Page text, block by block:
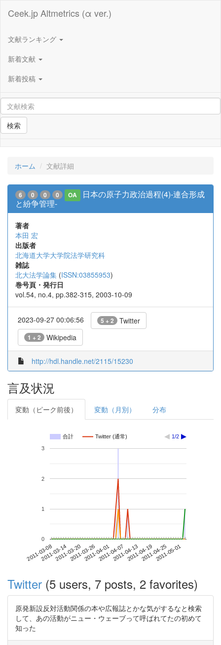
Ceek.jp Altmetrics (α ver.)
文献ランキング
新着文献
新着投稿
検索
ホーム 文献詳細
6 0 0 0 OA
日本の原子力政治過程(4)-連合形成
と紛争管理-
著者
本田 宏
出版者
北海道大学大学院法学研究科
雑誌
北大法学論集 (ISSN:03855953)
巻号頁・発行日
vol.54, no.4, pp.382-315, 2003-10-09
2023-09-27 00:06:56 5 + 2 Twitter
1 + 2 Wikipedia
http://hdl.handle.net/2115/15230
言及状況
変動（ピーク前後） 変動（月別） 分布
合計 Twitter (通常) 1/2
2011-03-082011-03-142011-03-202011-03-262011-04-012011-04-072011-04-132011-04-192011-04-252011-05-01
0
1
2
3
Twitter (5 users, 7 posts, 2 favorites)
原発新設反対活動関係の本や広報誌とかな気がするなと検索
して、あの活動がニュー・ウェーブって呼ばれてたの初めて
知った